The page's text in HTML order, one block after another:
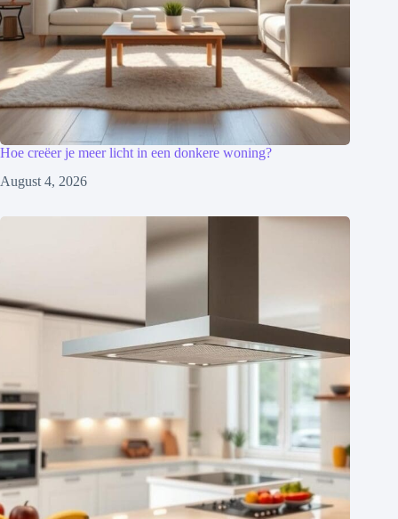
Hoe creëer je meer licht in een donkere woning?
August 4, 2026